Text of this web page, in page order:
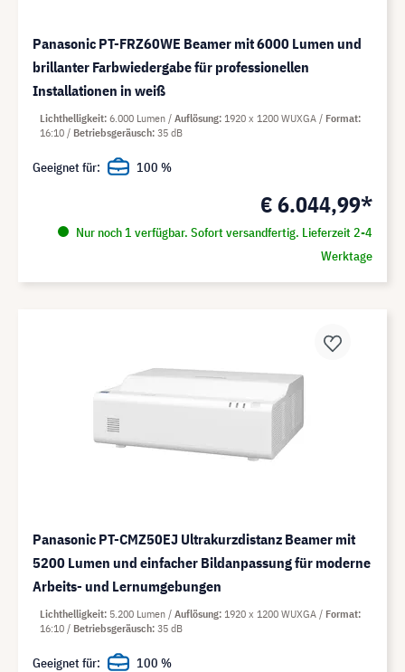
Panasonic PT-FRZ60WE Beamer mit 6000 Lumen und
brillanter Farbwiedergabe für professionellen
Installationen in weiß
€ 6.044,99*
Nur noch 1 verfügbar. Sofort versandfertig. Lieferzeit 2-4
Werktage
Lichthelligkeit 6.000 Lumen Auflösung 1920 x 1200 WUXGA
Format
16:10
Betriebsgeräusch 35 dB
Geeignet für: 100 %
Panasonic PT-CMZ50EJ Ultrakurzdistanz Beamer mit
5200 Lumen und einfacher Bildanpassung für moderne
Arbeits- und Lernumgebungen
Lichthelligkeit 5.200 Lumen Auflösung 1920 x 1200 WUXGA
Format
16:10
Betriebsgeräusch 35 dB
Geeignet für: 100 %